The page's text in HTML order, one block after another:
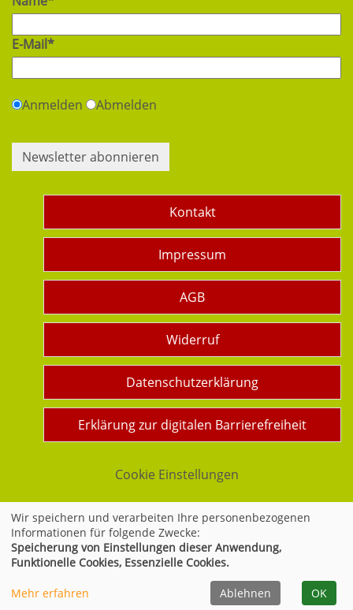
E-Mail*
Anmelden Abmelden
Newsletter abonnieren
Kontakt
Impressum
AGB
Widerruf
Datenschutzerklärung
Erklärung zur digitalen Barrierefreiheit
Cookie Einstellungen
Widerrufsformular
Wir speichern und verarbeiten Ihre personenbezogenen
Informationen für folgende Zwecke:
Speicherung von Einstellungen dieser Anwendung,
Funktionelle Cookies, Essenzielle Cookies.
Mehr erfahren Ablehnen OK